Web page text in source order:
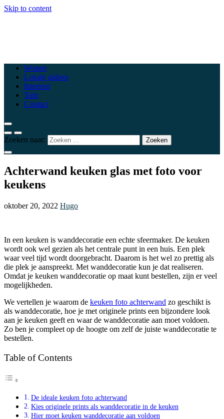
Skip to content
Wonen
Lokale gidsen
Interieur
Tuin
Contact
Zoeken naar:
Achterwand keuken glas met foto voor
keukens
oktober 20, 2022 Hugo
In een keuken is wanddecoratie een echte sfeermaker. De keuken
wordt ook wel gezien als het centrale punt in een huis. Een plek
waar veel tijd wordt doorgebracht. Daarom is het wel zo prettig als
die plek je aanspreekt. Met wanddecoratie kun je dat realiseren.
Omdat je keuken wanddecoratie op maat kunt bestellen, zijn er veel
mogelijkheden.
We vertellen je waarom de keuken foto achterwand zo geschikt is
als wanddecoratie, hoe je met originele prints een bijzondere look
aan je keuken geeft en waar de wanddecoratie aan moet voldoen.
Zo ben je compleet op de hoogte om zelf de juiste wanddecoratie te
bestellen.
Table of Contents
De ideale keuken foto achterwand
Kies originele prints als wanddecoratie in de keuken
Hier moet keuken wanddecoratie aan voldoen